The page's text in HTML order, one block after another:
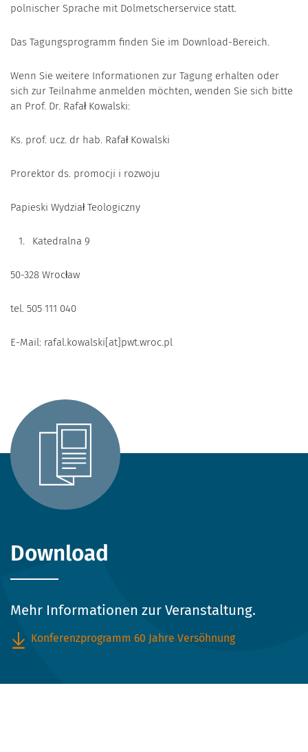
polnischer Sprache mit Dolmetscherservice statt.
Das Tagungsprogramm finden Sie im Download-Bereich.
Wenn Sie weitere Informationen zur Tagung erhalten oder
sich zur Teilnahme anmelden möchten, wenden Sie sich bitte
an Prof. Dr. Rafał Kowalski:
Ks. prof. ucz. dr hab. Rafał Kowalski
Prorektor ds. promocji i rozwoju
Papieski Wydział Teologiczny
Katedralna 9
50-328 Wrocław
tel. 505 111 040
E-Mail: rafal.kowalski[at]pwt.wroc.pl
Download
Mehr Informationen zur Veranstaltung.
Konferenzprogramm 60 Jahre Versöhnung